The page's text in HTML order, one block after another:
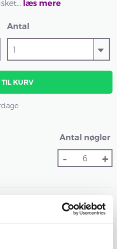
læs mere
Antal
KURV
Antal nøgler
- +
DKK FRA211DKK